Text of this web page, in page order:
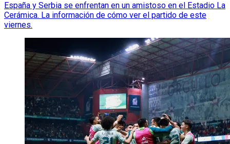
España y Serbia se enfrentan en un amistoso en el Estadio La
Cerámica. La información de cómo ver el partido de este
viernes.